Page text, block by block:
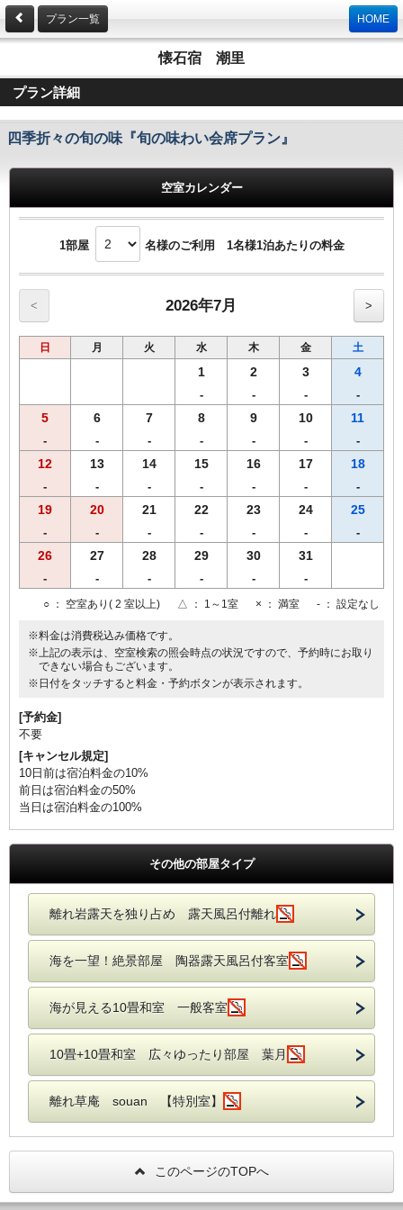
プラン一覧 HOME
懐石宿 潮里
プラン詳細
四季折々の旬の味『旬の味わい会席プラン』
空室カレンダー
1部屋 名様のご利用 1名様1泊あたりの料金
< 2026年7月 >
日 月 火 水 木 金 土
1
-
2
-
3
-
4
-
5
-
6
-
7
-
8
-
9
-
10
-
11
-
12
-
13
-
14
-
15
-
16
-
17
-
18
-
19
-
20
-
21
-
22
-
23
-
24
-
25
-
26
-
27
-
28
-
29
-
30
-
31
-
○ ： 空室あり( 2 室以上) △ ： 1～1室 × ： 満室 - ： 設定なし
※料金は消費税込み価格です。
※上記の表示は、空室検索の照会時点の状況ですので、予約時にお取り
できない場合もございます。
※日付をタッチすると料金・予約ボタンが表示されます。
[予約金]
不要
[キャンセル規定]
10日前は宿泊料金の10%
前日は宿泊料金の50%
当日は宿泊料金の100%
その他の部屋タイプ
離れ岩露天を独り占め 露天風呂付離れ
海を一望！絶景部屋 陶器露天風呂付客室
海が見える10畳和室 一般客室
10畳+10畳和室 広々ゆったり部屋 葉月
離れ草庵 souan 【特別室】
このページのTOPへ